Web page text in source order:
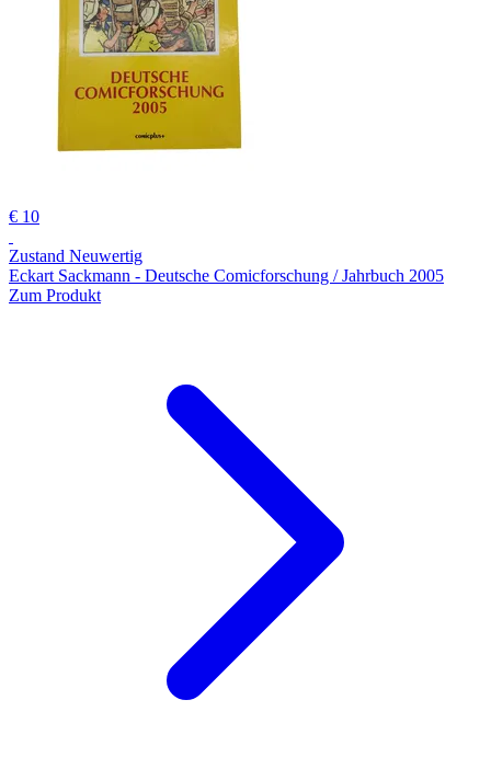
€ 10
Zustand Neuwertig
Eckart Sackmann - Deutsche Comicforschung / Jahrbuch 2005
Zum Produkt